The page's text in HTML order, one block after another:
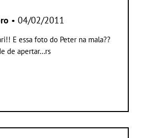
• 04/02/2011
E essa foto do Peter na mala??
de apertar…rs